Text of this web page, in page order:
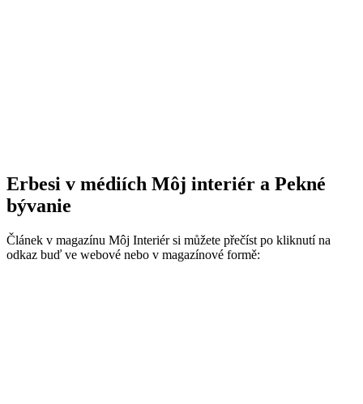
Erbesi v médiích Môj interiér a Pekné
bývanie
Článek v magazínu Môj Interiér si můžete přečíst po kliknutí na
odkaz buď ve webové nebo v magazínové formě: